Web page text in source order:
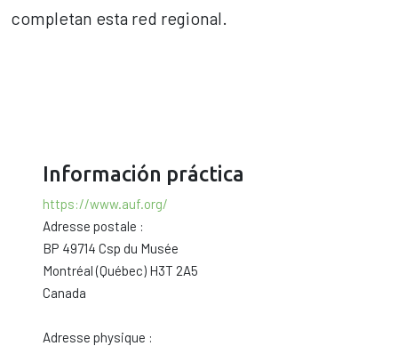
completan esta red regional.
Información práctica
https://www.auf.org/
Adresse postale :
BP 49714 Csp du Musée
Montréal (Québec) H3T 2A5
Canada
Adresse physique :